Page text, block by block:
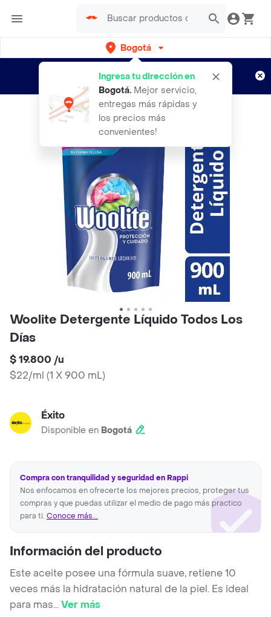
Bogotá
Ingresa tu dirección en
Bogotá. Mejor servicio,
entregas más rápidas y
los precios más
convenientes!
envíos gratis por semanas
Aplican TyC
Woolite Detergente Líquido Todos Los
Días
$ 19.800 /u
$22/ml (1 X 900 mL)
Éxito
Disponible en Bogotá
Compra con tranquilidad y seguridad en Rappi
Nos enfocamos en ofrecerte los mejores precios, proteger tus
compras y que puedas utilizar el medio de pago más practico
para ti. Conoce más...
Información del producto
Este aceite posee una fórmula suave, retiene 10
veces más la hidratación natural de la piel. Es ideal
para mas...Ver más